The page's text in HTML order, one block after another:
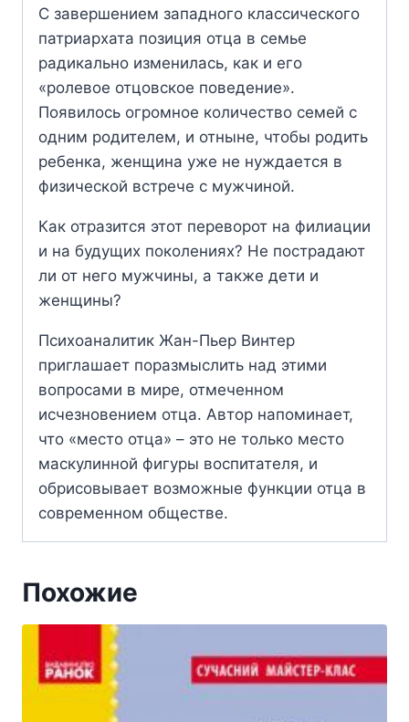
С завершением западного классического
патриархата позиция отца в семье
радикально изменилась, как и его
«ролевое отцовское поведение».
Появилось огромное количество семей с
одним родителем, и отныне, чтобы родить
ребенка, женщина уже не нуждается в
физической встрече с мужчиной.
Как отразится этот переворот на филиации
и на будущих поколениях? Не пострадают
ли от него мужчины, а также дети и
женщины?
Психоаналитик Жан-Пьер Винтер
приглашает поразмыслить над этими
вопросами в мире, отмеченном
исчезновением отца. Автор напоминает,
что «место отца» – это не только место
маскулинной фигуры воспитателя, и
обрисовывает возможные функции отца в
современном обществе.
Похожие